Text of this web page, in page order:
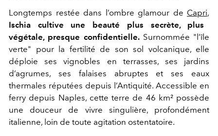
Longtemps restée dans l’ombre glamour de Capri,
Ischia cultive une beauté plus secrète, plus
végétale, presque confidentielle.Surnommée "l’île
verte" pour la fertilité de son sol volcanique, elle
déploie ses vignobles en terrasses, ses jardins
d’agrumes, ses falaises abruptes et ses eaux
thermales réputées depuis l’Antiquité. Accessible en
ferry depuis Naples, cette terre de 46 km² possède
une douceur de vivre singulière, profondément
italienne, loin de toute agitation ostentatoire.